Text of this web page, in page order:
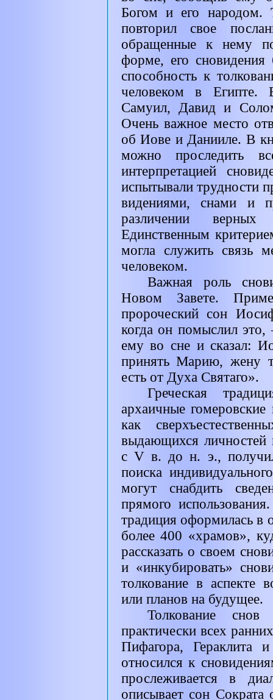
Богом и его народом.
повторил свое
обращенные к нему
форме, его
способность к
человеком в Египте.
Самуил, Давид и
Очень важное место
об Иове и Данииле. В
можно проследить
интерпретацией
испытывали трудности
видениями, снами и
различении
Единственным
могла служить связь
человеком.
Важная роль
Новом Завете.
пророческий сон
когда он помыслил это,
ему во сне и сказал:
принять Марию, жену
есть от Духа Святаго».
Греческая
архаичные гомеровские
как
выдающихся
с Vв. до н. э.,
поиска
могут снабдить
прямого
традиция оформилась в
более 400 «храмов»,
рассказать о своем
и «инкубировать»
толкование в аспекте
или планов на будущее.
Толкование
практически всех
Пифагора, Гераклита
относился к
прослеживается в
описывает сон